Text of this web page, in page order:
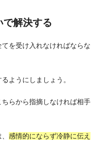
で解決する
を受け入れなければならな
ようにしましょう。
らから指摘しなければ相手
感情的にならず冷静に伝え